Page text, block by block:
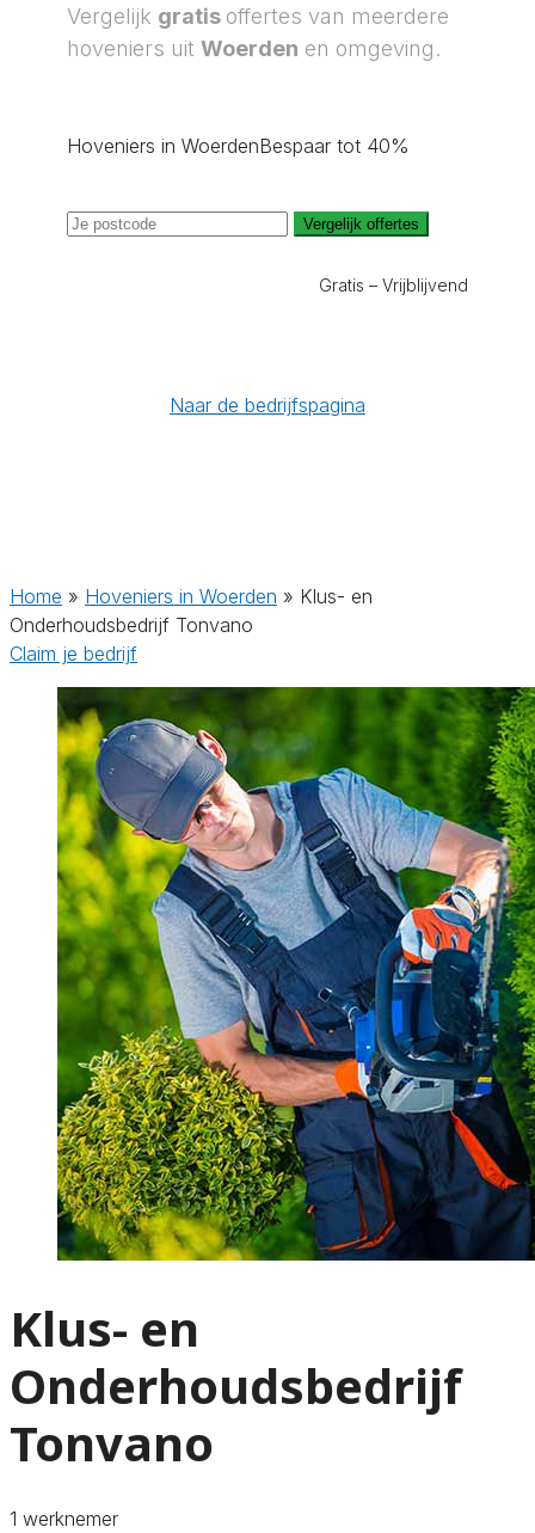
Vergelijk gratis offertes van meerdere
hoveniers uit Woerden en omgeving.
Hoveniers in WoerdenBespaar tot 40%
Vergelijk offertes
Gratis – Vrijblijvend
Naar de bedrijfspagina
Home » Hoveniers in Woerden » Klus- en
Onderhoudsbedrijf Tonvano
Claim je bedrijf
Klus- en
Onderhoudsbedrijf
Tonvano
1 werknemer